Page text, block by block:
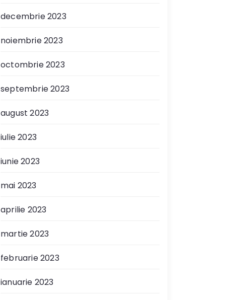
decembrie 2023
noiembrie 2023
octombrie 2023
septembrie 2023
august 2023
iulie 2023
iunie 2023
mai 2023
aprilie 2023
martie 2023
februarie 2023
ianuarie 2023